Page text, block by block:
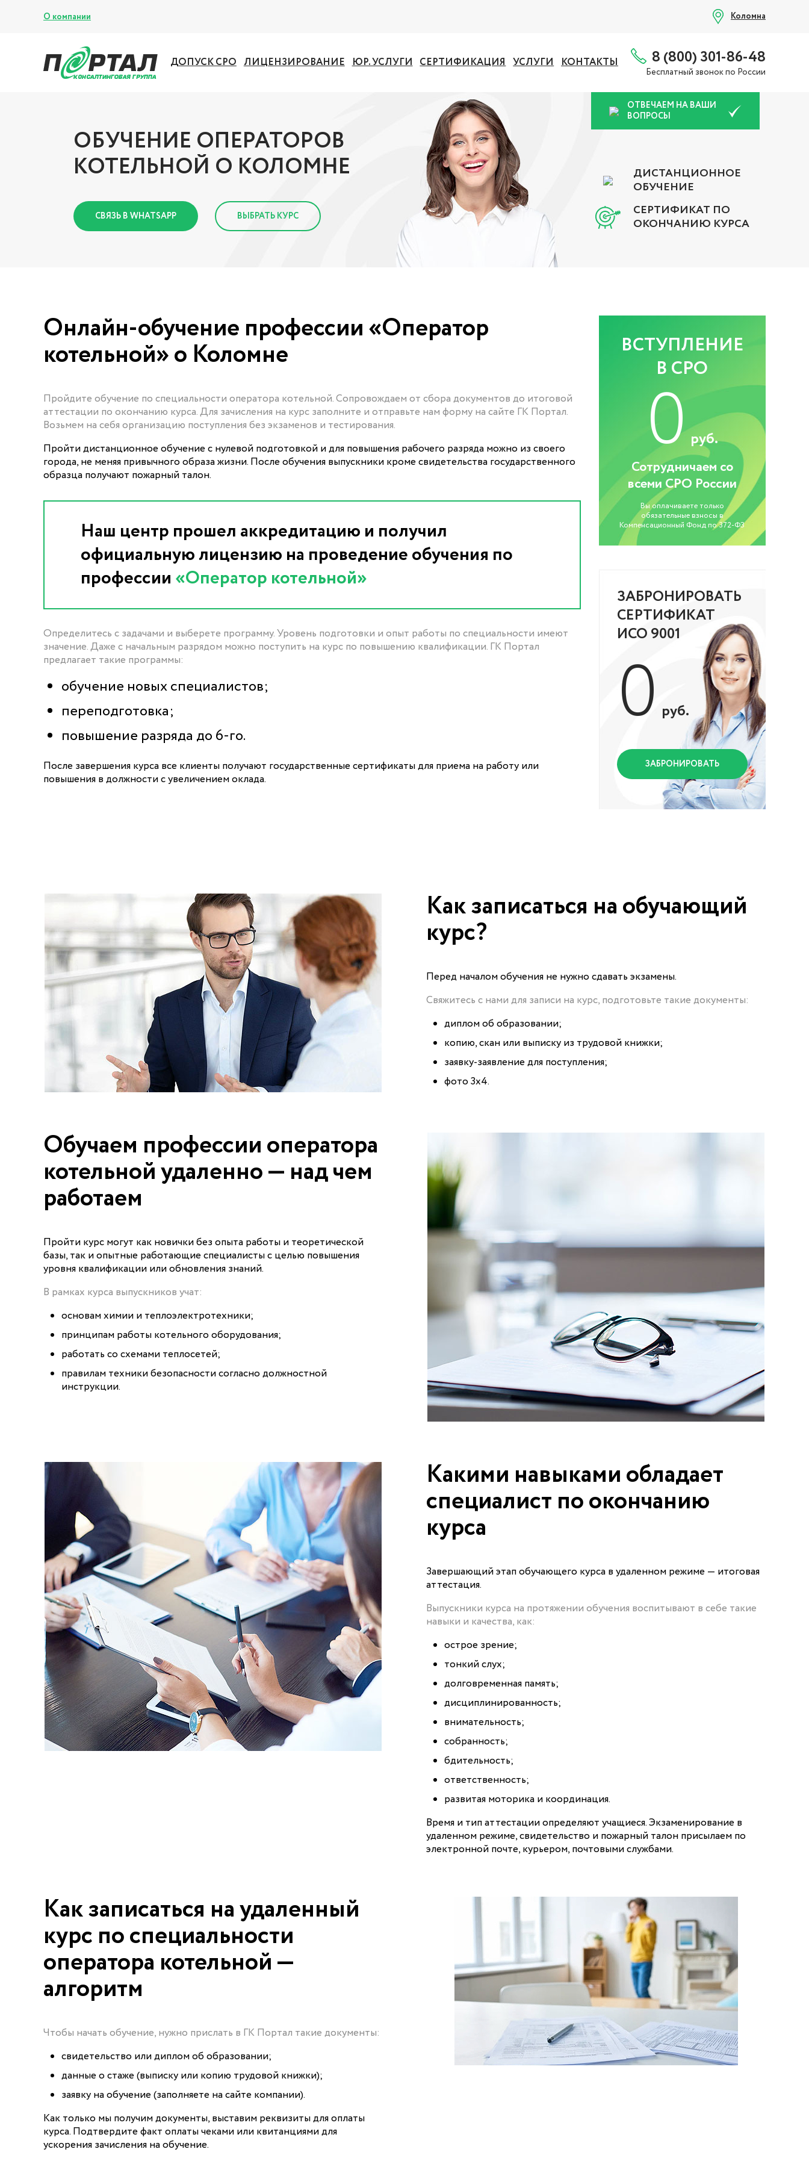
О компании Коломна
ДОПУСК СРО ЛИЦЕНЗИРОВАНИЕ ЮР. УСЛУГИ СЕРТИФИКАЦИЯ УСЛУГИ КОНТАКТЫ 8 (800) 301-86-48
Бесплатный звонок по России
ОТВЕЧАЕМ НА ВАШИ
ВОПРОСЫ
ОБУЧЕНИЕ ОПЕРАТОРОВ
КОТЕЛЬНОЙ О КОЛОМНЕ
СВЯЗЬ В WHATSAPP ВЫБРАТЬ КУРС
ДИСТАНЦИОННОЕ
ОБУЧЕНИЕ
СЕРТИФИКАТ ПО
ОКОНЧАНИЮ КУРСА
Онлайн-обучение профессии «Оператор
котельной» о Коломне
Пройдите обучение по специальности оператора котельной. Сопровождаем от сбора документов до итоговой
аттестации по окончанию курса. Для зачисления на курс заполните и отправьте нам форму на сайте ГК Портал.
Возьмем на себя организацию поступления без экзаменов и тестирования.
Пройти дистанционное обучение с нулевой подготовкой и для повышения рабочего разряда можно из своего
города, не меняя привычного образа жизни. После обучения выпускники кроме свидетельства государственного
образца получают пожарный талон.
Наш центр прошел аккредитацию и получил
официальную лицензию на проведение обучения по
профессии «Оператор котельной»
Определитесь с задачами и выберете программу. Уровень подготовки и опыт работы по специальности имеют
значение. Даже с начальным разрядом можно поступить на курс по повышению квалификации. ГК Портал
предлагает такие программы:
обучение новых специалистов;
переподготовка;
повышение разряда до 6-го.
После завершения курса все клиенты получают государственные сертификаты для приема на работу или
повышения в должности с увеличением оклада.
ВСТУПЛЕНИЕ
В СРО
0руб.
Сотрудничаем со
всеми СРО России
Вы оплачиваете только
обязательные взносы в
Компенсационный Фонд по 372-ФЗ
ЗАБРОНИРОВАТЬ
СЕРТИФИКАТ
ИСО 9001
0 руб.
ЗАБРОНИРОВАТЬ
Как записаться на обучающий
курс?
Перед началом обучения не нужно сдавать экзамены.
Свяжитесь с нами для записи на курс, подготовьте такие документы:
диплом об образовании;
копию, скан или выписку из трудовой книжки;
заявку-заявление для поступления;
фото 3х4.
Обучаем профессии оператора
котельной удаленно — над чем
работаем
Пройти курс могут как новички без опыта работы и теоретической
базы, так и опытные работающие специалисты с целью повышения
уровня квалификации или обновления знаний.
В рамках курса выпускников учат:
основам химии и теплоэлектротехники;
принципам работы котельного оборудования;
работать со схемами теплосетей;
правилам техники безопасности согласно должностной
инструкции.
Какими навыками обладает
специалист по окончанию
курса
Завершающий этап обучающего курса в удаленном режиме — итоговая
аттестация.
Выпускники курса на протяжении обучения воспитывают в себе такие
навыки и качества, как:
острое зрение;
тонкий слух;
долговременная память;
дисциплинированность;
внимательность;
собранность;
бдительность;
ответственность;
развитая моторика и координация.
Время и тип аттестации определяют учащиеся. Экзаменирование в
удаленном режиме, свидетельство и пожарный талон присылаем по
электронной почте, курьером, почтовыми службами.
Как записаться на удаленный
курс по специальности
оператора котельной —
алгоритм
Чтобы начать обучение, нужно прислать в ГК Портал такие документы:
свидетельство или диплом об образовании;
данные о стаже (выписку или копию трудовой книжки);
заявку на обучение (заполняете на сайте компании).
Как только мы получим документы, выставим реквизиты для оплаты
курса. Подтвердите факт оплаты чеками или квитанциями для
ускорения зачисления на обучение.